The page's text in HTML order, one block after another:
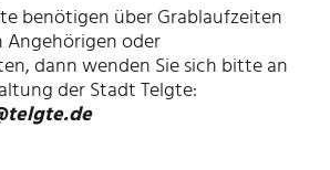
benötigen über Grablaufzeiten
Angehörigen oder
dann wenden Sie sich bitte an
der Stadt Telgte: